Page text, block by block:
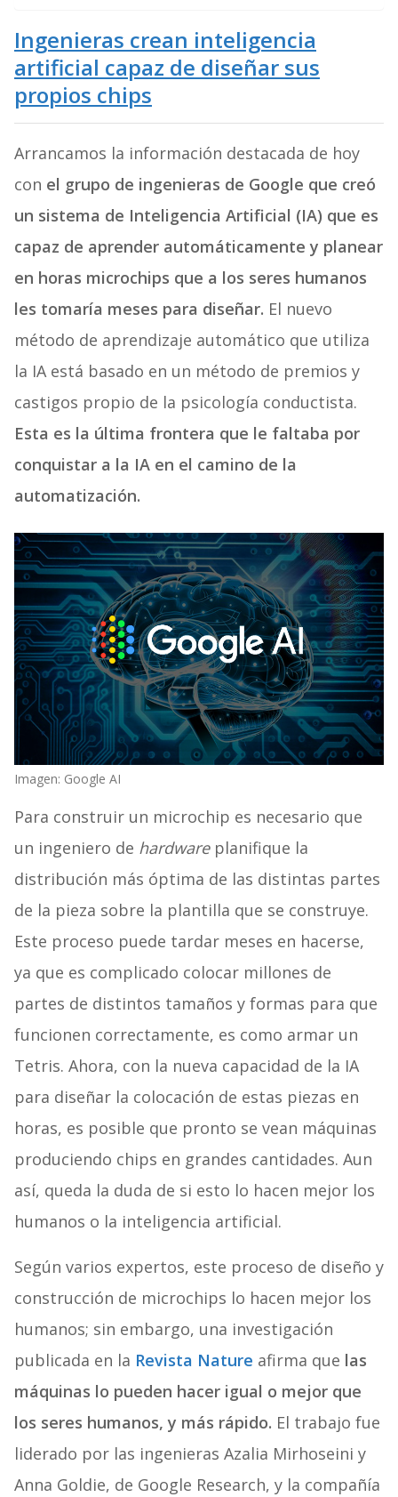
Ingenieras crean inteligencia
artificial capaz de diseñar sus
propios chips
Arrancamos la información destacada de hoy
con el grupo de ingenieras de Google que creó
un sistema de Inteligencia Artificial (IA) que es
capaz de aprender automáticamente y planear
en horas microchips que a los seres humanos
les tomaría meses para diseñar. El nuevo
método de aprendizaje automático que utiliza
la IA está basado en un método de premios y
castigos propio de la psicología conductista.
Esta es la última frontera que le faltaba por
conquistar a la IA en el camino de la
automatización.
Imagen: Google AI
Para construir un microchip es necesario que
un ingeniero de hardwareplanifique la
distribución más óptima de las distintas partes
de la pieza sobre la plantilla que se construye.
Este proceso puede tardar meses en hacerse,
ya que es complicado colocar millones de
partes de distintos tamaños y formas para que
funcionen correctamente, es como armar un
Tetris. Ahora, con la nueva capacidad de la IA
para diseñar la colocación de estas piezas en
horas, es posible que pronto se vean máquinas
produciendo chips en grandes cantidades. Aun
así, queda la duda de si esto lo hacen mejor los
humanos o la inteligencia artificial.
Según varios expertos, este proceso de diseño y
construcción de microchips lo hacen mejor los
humanos; sin embargo, una investigación
publicada en la Revista Nature afirma que las
máquinas lo pueden hacer igual o mejor que
los seres humanos, y más rápido. El trabajo fue
liderado por las ingenieras Azalia Mirhoseini y
Anna Goldie, de Google Research, y la compañía